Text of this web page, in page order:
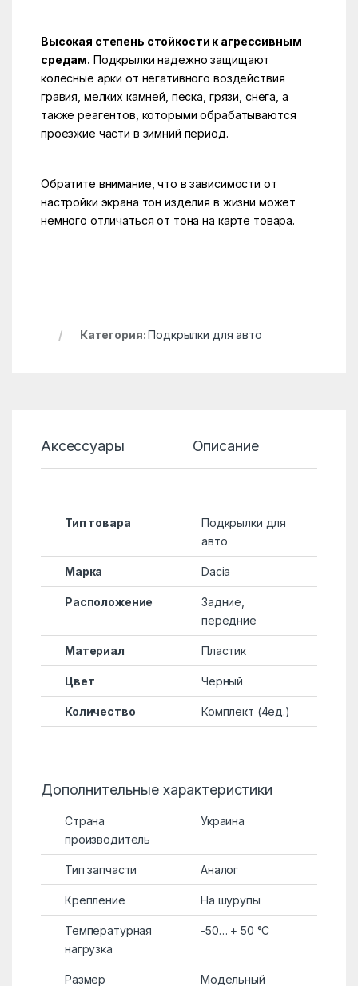
Высокая степень стойкости к агрессивным
средам. Подкрылки надежно защищают
колесные арки от негативного воздействия
гравия, мелких камней, песка, грязи, снега, а
также реагентов, которыми обрабатываются
проезжие части в зимний период.
Обратите внимание, что в зависимости от
настройки экрана тон изделия в жизни может
немного отличаться от тона на карте товара.
Категория:Подкрылки для авто
Аксессуары Описание
Тип товара
Подкрылки для
авто
Марка Dacia
Расположение
Задние,
передние
Материал Пластик
Цвет Черный
Количество Комплект (4ед.)
Дополнительные характеристики
Страна
производитель
Украина
Тип запчасти Аналог
Крепление На шурупы
Температурная
нагрузка
-50… + 50 °C
Размер Модельный